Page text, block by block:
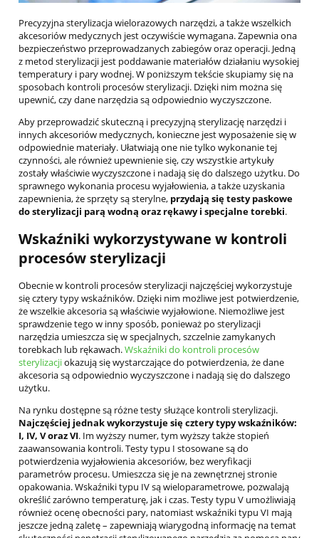
Precyzyjna sterylizacja wielorazowych narzędzi, a także wszelkich
akcesoriów medycznych jest oczywiście wymagana. Zapewnia ona
bezpieczeństwo przeprowadzanych zabiegów oraz operacji. Jedną
z metod sterylizacji jest poddawanie materiałów działaniu wysokiej
temperatury i pary wodnej. W poniższym tekście skupiamy się na
sposobach kontroli procesów sterylizacji. Dzięki nim można się
upewnić, czy dane narzędzia są odpowiednio wyczyszczone.
Aby przeprowadzić skuteczną i precyzyjną sterylizację narzędzi i
innych akcesoriów medycznych, konieczne jest wyposażenie się w
odpowiednie materiały. Ułatwiają one nie tylko wykonanie tej
czynności, ale również upewnienie się, czy wszystkie artykuły
zostały właściwie wyczyszczone i nadają się do dalszego użytku. Do
sprawnego wykonania procesu wyjałowienia, a także uzyskania
zapewnienia, że sprzęty są sterylne, przydają się testy paskowe
do sterylizacji parą wodną oraz rękawy i specjalne torebki.
Wskaźniki wykorzystywane w kontroli
procesów sterylizacji
Obecnie w kontroli procesów sterylizacji najczęściej wykorzystuje
się cztery typy wskaźników. Dzięki nim możliwe jest potwierdzenie,
że wszelkie akcesoria są właściwie wyjałowione. Niemożliwe jest
sprawdzenie tego w inny sposób, ponieważ po sterylizacji
narzędzia umieszcza się w specjalnych, szczelnie zamykanych
torebkach lub rękawach.Wskaźniki do kontroli procesów
sterylizacjiokazują się wystarczające do potwierdzenia, że dane
akcesoria są odpowiednio wyczyszczone i nadają się do dalszego
użytku.
Na rynku dostępne są różne testy służące kontroli sterylizacji.
Najczęściej jednak wykorzystuje się cztery typy wskaźników:
I, IV, V oraz VI. Im wyższy numer, tym wyższy także stopień
zaawansowania kontroli. Testy typu I stosowane są do
potwierdzenia wyjałowienia akcesoriów, bez weryfikacji
parametrów procesu. Umieszcza się je na zewnętrznej stronie
opakowania. Wskaźniki typu IV są wieloparametrowe, pozwalają
określić zarówno temperaturę, jak i czas. Testy typu V umożliwiają
również ocenę obecności pary, natomiast wskaźniki typu VI mają
jeszcze jedną zaletę – zapewniają wiarygodną informację na temat